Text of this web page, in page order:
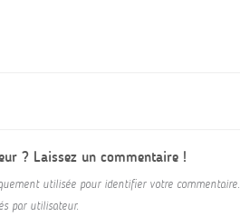
? Laissez un commentaire !
utilisée pour identifier votre commentaire.
par utilisateur.